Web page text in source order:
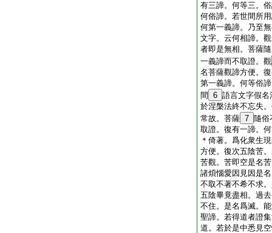
有三諦。何等三。
何俗諦。若世間所
何第一義諦。乃至
文字。云何相諦。
者即是無相。菩薩
一義諦而不取證。觀
名菩薩觀諦方便。
第一義諦。何等俗
間
6 語言文字假名
於涅槃法終不忘失
常故。菩薩 7 隨俗
取證。復有一諦。
＊倚著。爲化衆生
方便。復次五陰苦
苦觀。苦即空是名
諸煩惱愛因見因是
不取不著不希不求
五陰畢竟盡相。過
不住。是名爲滅。
聖諦。若得道者證
道。若於是中悉見